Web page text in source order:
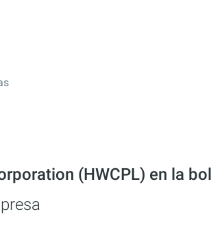
(HWCPL) en la